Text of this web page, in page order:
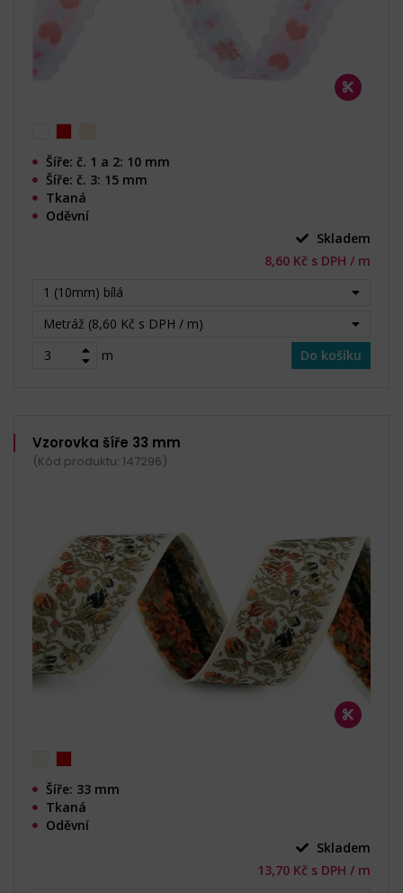
Šíře: č. 1 a 2: 10 mm
Šíře: č. 3: 15 mm
Tkaná
Oděvní
Skladem
8,60 Kč s DPH / m
1 (10mm) bílá
Metráž (8,60 Kč s DPH / m)
m
Do košíku
Vzorovka šíře 33 mm
(Kód produktu: 147296)
Šíře: 33 mm
Tkaná
Oděvní
Skladem
13,70 Kč s DPH / m